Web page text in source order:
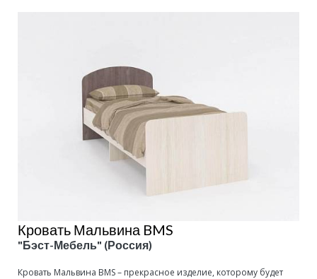
Кровать Мальвина BMS
"Бэст-Мебель" (Россия)
Кровать Мальвина BMS – прекрасное изделие, которому будет